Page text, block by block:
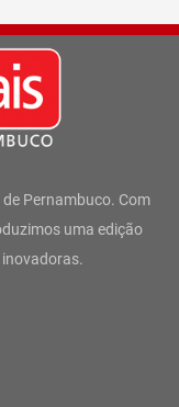
Pernambuco. Com
uma edição